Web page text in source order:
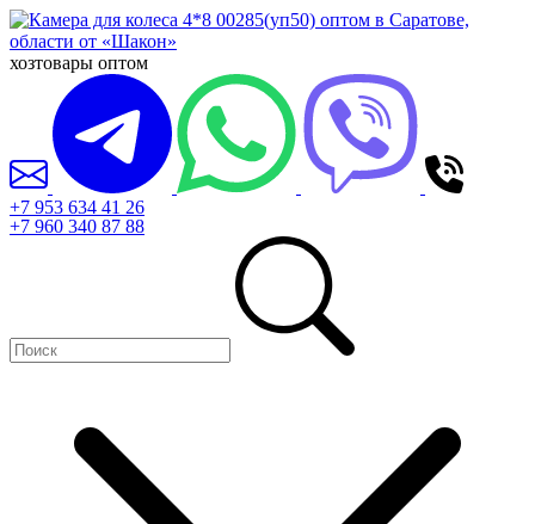
хозтовары оптом
+7 953 634 41 26
+7 960 340 87 88